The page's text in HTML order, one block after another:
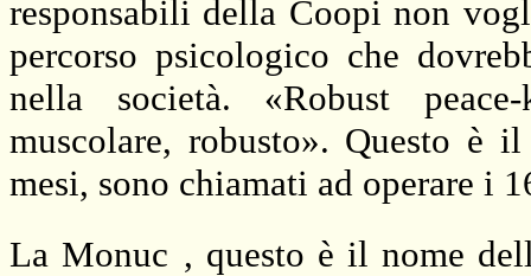
responsabili della Coopi non
percorso psicologico che
nella società. «Robust
muscolare, robusto». Questo è
mesi, sono chiamati ad operare i
La Monuc , questo è il nome